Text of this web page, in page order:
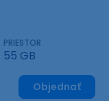
PRIESTOR
55 GB
Objednať